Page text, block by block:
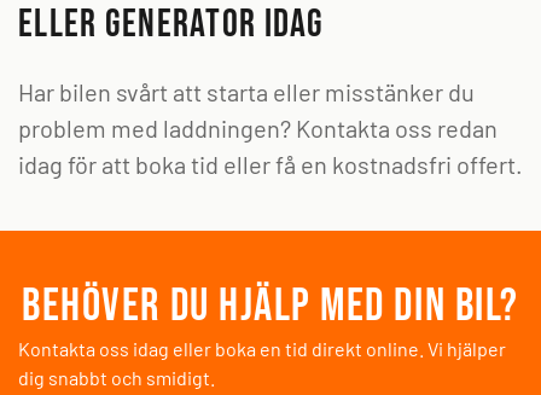
eller generator idag
Har bilen svårt att starta eller misstänker du
problem med laddningen? Kontakta oss redan
idag för att boka tid eller få en kostnadsfri offert.
Behöver du hjälp med din bil?
Kontakta oss idag eller boka en tid direkt online. Vi hjälper
dig snabbt och smidigt.